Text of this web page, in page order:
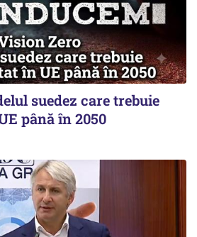
suedez care trebuie
până în 2050